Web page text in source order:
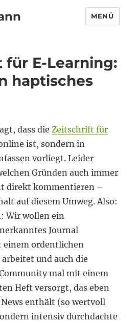
MENÜ
E-Learning:
haptisches
dass dieZeitschrift für
ist, sondern in
vorliegt. Leider
Gründen auch immer
direkt kommentieren –
auf diesem Umweg. Also:
Wir wollen ein
Journal
einem ordentlichen
und auch die
mal mit einem
Heft versorgt, das eben
enthält (so wertvoll
intensiv durchdachte